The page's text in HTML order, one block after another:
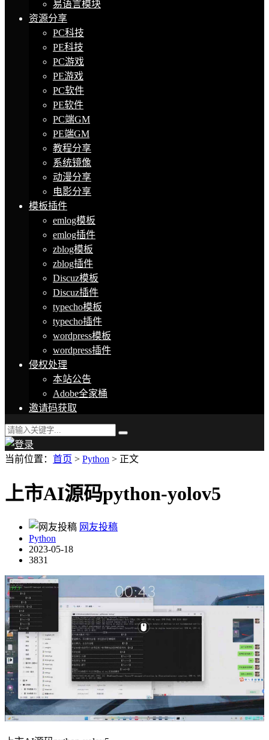
易语言模块
资源分享
PC科技
PE科技
PC游戏
PE游戏
PC软件
PE软件
PC端GM
PE端GM
教程分享
系统镜像
动漫分享
电影分享
模板插件
emlog模板
emlog插件
zblog模板
zblog插件
Discuz模板
Discuz插件
typecho模板
typecho插件
wordpress模板
wordpress插件
侵权处理
本站公告
Adobe全家桶
邀请码获取
当前位置： 首页 > Python > 正文
上市AI源码python-yolov5
网友投稿
Python
2023-05-18
3831